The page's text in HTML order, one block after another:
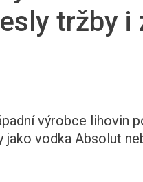
tržby i
výrobce lihovin
jako vodka Absolut